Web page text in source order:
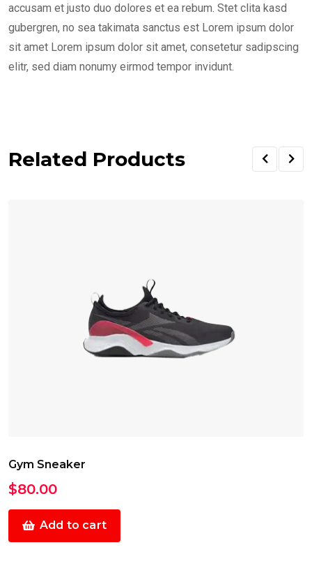
accusam et justo duo dolores et ea rebum. Stet clita kasd
gubergren, no sea takimata sanctus est Lorem ipsum dolor
sit amet Lorem ipsum dolor sit amet, consetetur sadipscing
elitr, sed diam nonumy eirmod tempor invidunt.
Related Products
Gym Sneaker
$80.00
Add to cart